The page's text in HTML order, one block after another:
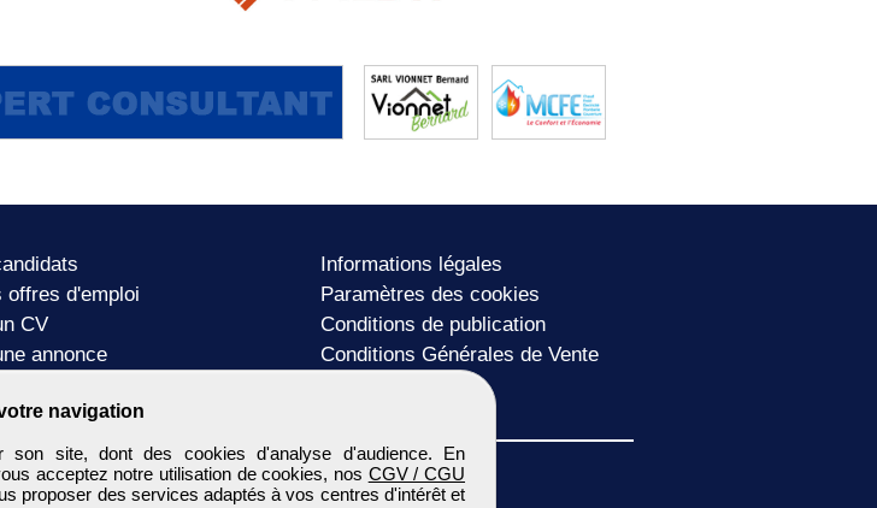
navigation
son site, dont des cookies d'analyse d'audience. En
acceptez notre utilisation de cookies, nos CGV / CGU
proposer des services adaptés à vos centres d'intérêt et
offres d'emploi
CV
annonce
Informations légales
Paramètres des cookies
Conditions de publication
Conditions Générales de Vente